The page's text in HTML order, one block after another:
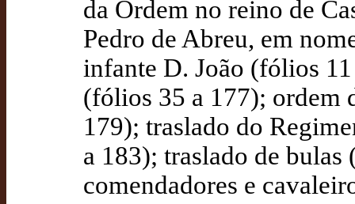
da Ordem no reino de
Pedro de Abreu, em
infante D. João (fólios
(fólios 35 a 177); ordem
179); traslado do
a 183); traslado de
comendadores e